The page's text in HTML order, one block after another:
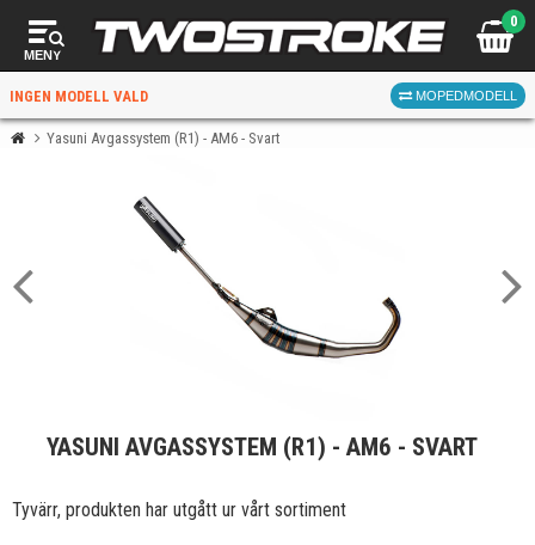
MENY
0
INGEN MODELL VALD MOPEDMODELL
VÄLJ MOPED
När du valt kommer butiken visa delar för vald moped
Yasuni Avgassystem (R1) - AM6 - Svart
YASUNI AVGASSYSTEM (R1) - AM6 - SVART
Tyvärr, produkten har utgått ur vårt sortiment